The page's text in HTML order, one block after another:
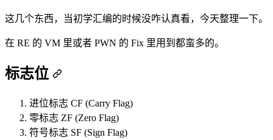
这几个东西，当初学汇编的时候没咋认真看，今天整理一下。
在 RE 的 VM 里或者 PWN 的 Fix 里用到都蛮多的。
标志位
进位标志 CF (Carry Flag)
零标志 ZF (Zero Flag)
符号标志 SF (Sign Flag)